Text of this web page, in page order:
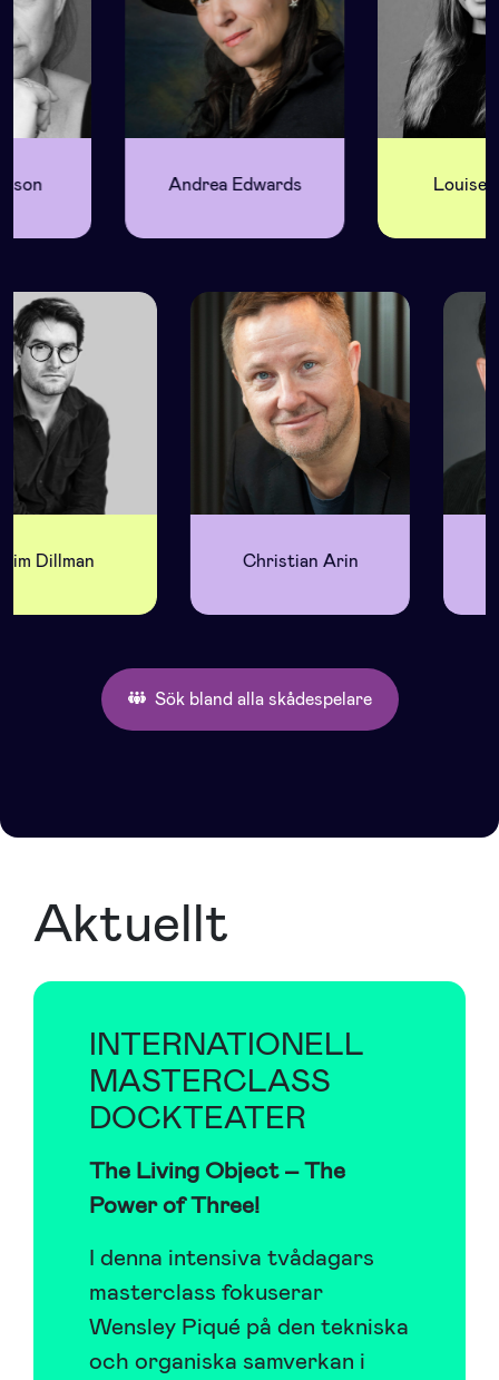
Andrea Edwards Louise Norlin
Tim Dillman Christian Arin
Sök bland alla skådespelare
Aktuellt
INTERNATIONELL
MASTERCLASS
DOCKTEATER
The Living Object – The
Power of Three!
I denna intensiva tvådagars
masterclass fokuserar
Wensley Piqué på den tekniska
och organiska samverkan i